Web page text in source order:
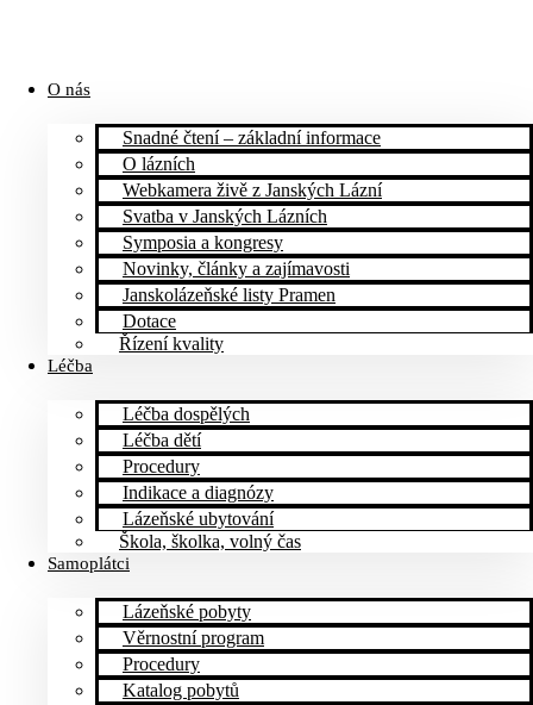
O nás
Snadné čtení – základní informace
O lázních
Webkamera živě z Janských Lázní
Svatba v Janských Lázních
Symposia a kongresy
Novinky, články a zajímavosti
Janskolázeňské listy Pramen
Dotace
Řízení kvality
Léčba
Léčba dospělých
Léčba dětí
Procedury
Indikace a diagnózy
Lázeňské ubytování
Škola, školka, volný čas
Samoplátci
Lázeňské pobyty
Věrnostní program
Procedury
Katalog pobytů